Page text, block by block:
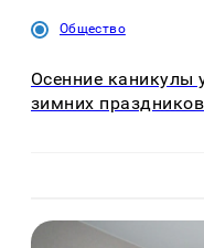
Общество
Осенние каникулы
зимних праздников